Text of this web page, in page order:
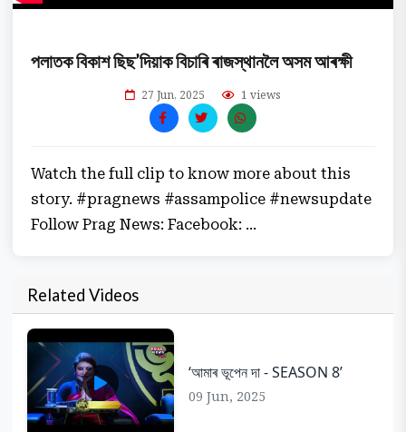
পলাতক বিকাশ ছিছ’দিয়াক বিচাৰি ৰাজস্থানলৈ অসম আৰক্ষী
27 Jun, 2025 1 views
Watch the full clip to know more about this
story. #pragnews #assampolice #newsupdate
Follow Prag News: Facebook: ...
Related Videos
‘আমাৰ ভূপেন দা - SEASON 8’
09 Jun, 2025